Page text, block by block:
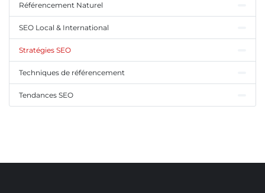
Référencement Naturel
SEO Local & International
Stratégies SEO
Techniques de référencement
Tendances SEO